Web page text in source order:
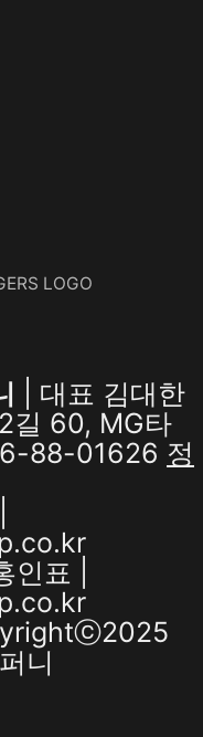
| 대표 김대한
길 60, MG타
88-01626 정
표 |
니